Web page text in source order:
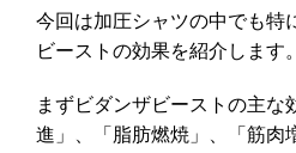
今回は加圧シャツの中でも特
ビーストの効果を紹介します。
まずビダンザビーストの主な
進」、「脂肪燃焼」、「筋肉